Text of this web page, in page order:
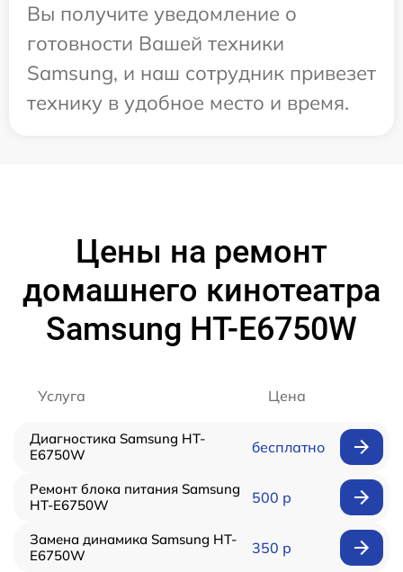
Вы получите уведомление о
готовности Вашей техники
Samsung, и наш сотрудник привезет
технику в удобное место и время.
Цены на ремонт
домашнего кинотеатра
Samsung HT-E6750W
Услуга Цена
Диагностика Samsung HT-
E6750W
бесплатно
Ремонт блока питания Samsung
HT-E6750W
500 р
Замена динамика Samsung HT-
E6750W
350 р